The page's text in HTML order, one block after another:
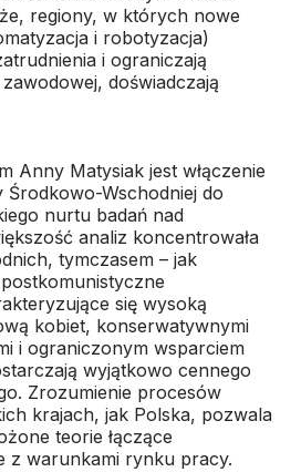
że, regiony, w których nowe
i robotyzacja)
i ograniczają
doświadczają
Anny Matysiak jest włączenie
Środkowo-Wschodniej do
nurtu badań nad
analiz koncentrowała
tymczasem – jak
się wysoką
kobiet, konserwatywnymi
i ograniczonym wsparciem
wyjątkowo cennego
Zrozumienie procesów
krajach, jak Polska, pozwala
teorie łączące
z warunkami rynku pracy.